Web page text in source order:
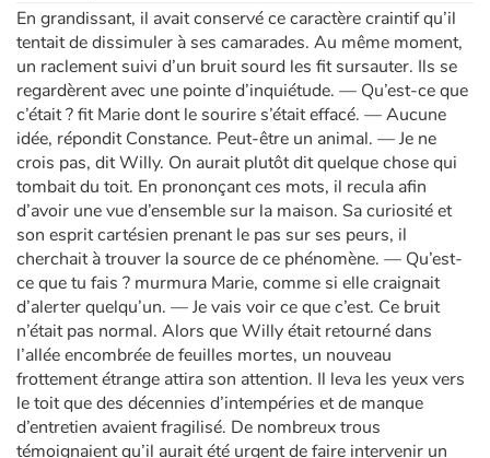
En grandissant, il avait conservé ce caractère craintif qu’il
tentait de dissimuler à ses camarades. Au même moment,
un raclement suivi d’un bruit sourd les fit sursauter. Ils se
regardèrent avec une pointe d’inquiétude. — Qu’est-ce que
c’était ? fit Marie dont le sourire s’était effacé. — Aucune
idée, répondit Constance. Peut-être un animal. — Je ne
crois pas, dit Willy. On aurait plutôt dit quelque chose qui
tombait du toit. En prononçant ces mots, il recula afin
d’avoir une vue d’ensemble sur la maison. Sa curiosité et
son esprit cartésien prenant le pas sur ses peurs, il
cherchait à trouver la source de ce phénomène. — Qu’est-
ce que tu fais ? murmura Marie, comme si elle craignait
d’alerter quelqu’un. — Je vais voir ce que c’est. Ce bruit
n’était pas normal. Alors que Willy était retourné dans
l’allée encombrée de feuilles mortes, un nouveau
frottement étrange attira son attention. Il leva les yeux vers
le toit que des décennies d’intempéries et de manque
d’entretien avaient fragilisé. De nombreux trous
témoignaient qu’il aurait été urgent de faire intervenir un